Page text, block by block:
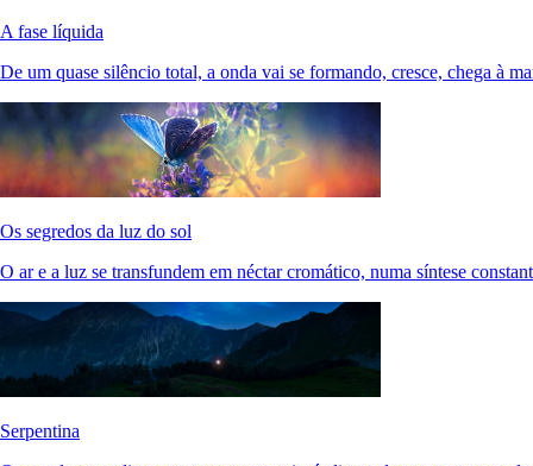
A fase líquida
De um quase silêncio total, a onda vai se formando, cresce, chega à
Os segredos da luz do sol
O ar e a luz se transfundem em néctar cromático, numa síntese
Serpentina